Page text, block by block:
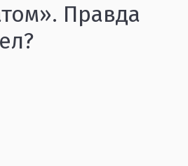
Правда